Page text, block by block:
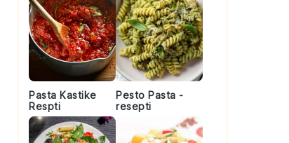
Pasta Kastike
Respti
Pesto Pasta -
resepti